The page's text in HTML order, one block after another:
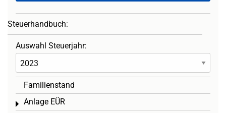
Steuerhandbuch:
Auswahl Steuerjahr:
Familienstand
Anlage EÜR
Toggle menu